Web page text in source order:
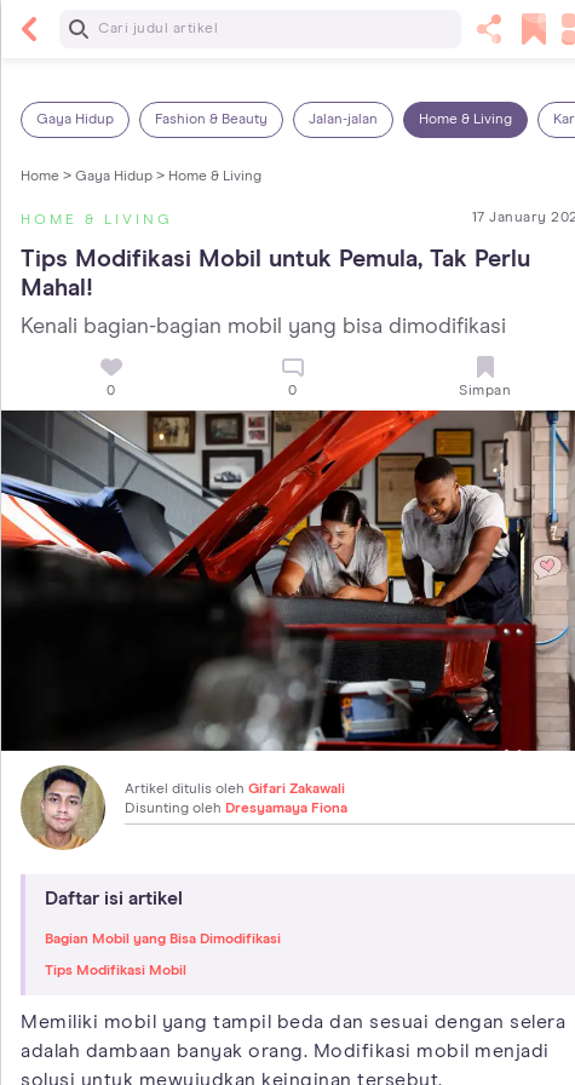
Baca Selanjutnya
Gaya Hidup Fashion & Beauty Jalan-jalan Home & Living
Home > Gaya Hidup > Home & Living
HOME & LIVING 17 January
Tips Modifikasi Mobil untuk Pemula, Tak Perlu
Mahal!
Kenali bagian-bagian mobil yang bisa dimodifikasi
0 0 Simpan
Artikel ditulis oleh Gifari Zakawali
Disunting oleh Dresyamaya Fiona
Daftar isi artikel
Bagian Mobil yang Bisa Dimodifikasi
Tips Modifikasi Mobil
Memiliki mobil yang tampil beda dan sesuai dengan selera
adalah dambaan banyak orang. Modifikasi mobil menjadi
solusi untuk mewujudkan keinginan tersebut.